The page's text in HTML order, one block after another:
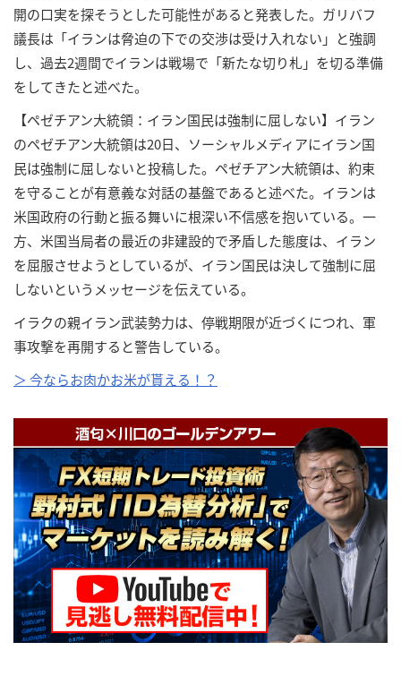
開の口実を探そうとした可能性があると発表した。ガリバフ
議長は「イランは脅迫の下での交渉は受け入れない」と強調
し、過去2週間でイランは戦場で「新たな切り札」を切る準備
をしてきたと述べた。
【ペゼチアン大統領：イラン国民は強制に屈しない】イラン
のペゼチアン大統領は20日、ソーシャルメディアにイラン国
民は強制に屈しないと投稿した。ペゼチアン大統領は、約束
を守ることが有意義な対話の基盤であると述べた。イランは
米国政府の行動と振る舞いに根深い不信感を抱いている。一
方、米国当局者の最近の非建設的で矛盾した態度は、イラン
を屈服させようとしているが、イラン国民は決して強制に屈
しないというメッセージを伝えている。
イラクの親イラン武装勢力は、停戦期限が近づくにつれ、軍
事攻撃を再開すると警告している。
＞ 今ならお肉かお米が貰える！？